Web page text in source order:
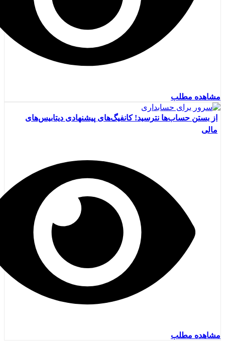
مشاهده مطلب
از بستن حساب‌ها نترسید! کانفیگ‌های پیشنهادی دیتابیس‌های
مالی
مشاهده مطلب